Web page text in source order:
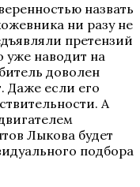
назвать
ни разу не
претензий
уже наводит на
доволен
Даже если его
А
Лыкова будет
подбора